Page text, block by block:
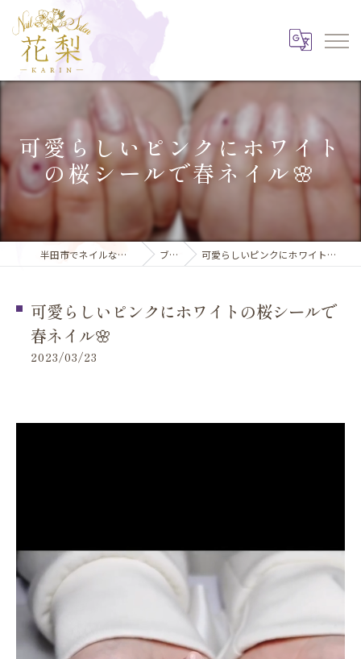
可愛らしいピンクにホワイト
の桜シールで春ネイル🌸
半田市でネイルならNail Salon 花梨 ブログ 可愛らしいピンクにホワイトの桜シールで春ネイル🌸
可愛らしいピンクにホワイトの桜シールで
春ネイル🌸
2023/03/23